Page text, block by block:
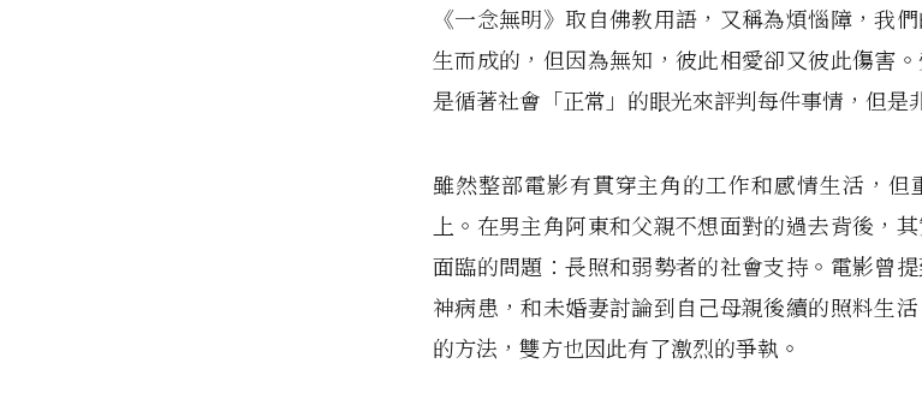
《一念無明》取自佛教用語，又稱為煩惱障，我
生而成的，但因為無知，彼此相愛卻又彼此傷害
是循著社會「正常」的眼光來評判每件事情，但是
雖然整部電影有貫穿主角的工作和感情生活，
上。在男主角阿東和父親不想面對的過去背後，
面臨的問題：長照和弱勢者的社會支持。電影曾
神病患，和未婚妻討論到自己母親後續的照料生
的方法，雙方也因此有了激烈的爭執。